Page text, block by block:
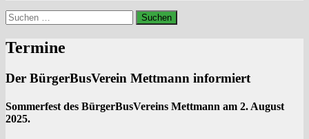
Suchen
nach:
Termine
Der BürgerBusVerein Mettmann informiert
Sommerfest des BürgerBusVereins Mettmann am 2. August
2025.